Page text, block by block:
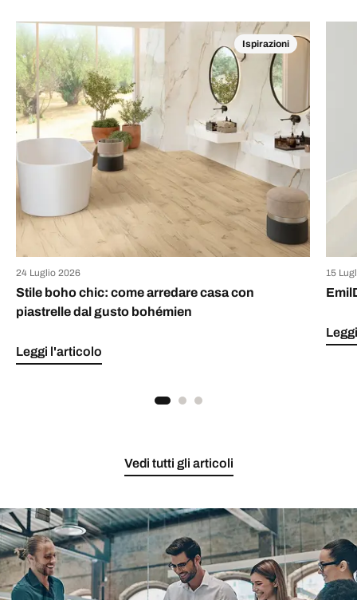
Ispirazioni
24 Luglio 2026
Stile boho chic: come arredare casa con
piastrelle dal gusto bohémien
Leggi l'articolo
15
Vedi tutti gli articoli